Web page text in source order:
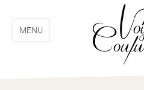
menu
contenuMENU